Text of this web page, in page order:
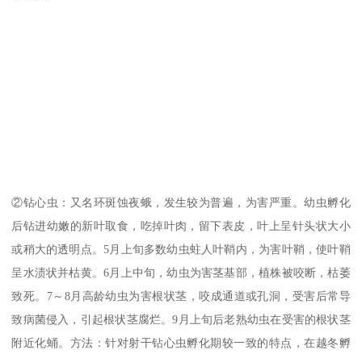
②钻心虫：又名环斑蚀夜蛾，发生较为普遍，为害严重。幼虫孵化
后钻进幼嫩的新叶取食，吃掉叶肉，留下表皮，叶上呈针头状大小
或稍大的透明点。5月上旬多数幼虫蛀人叶鞘内，为害叶鞘，使叶鞘
呈水渍状并枯黄。6月上中旬，幼虫为害茎基部，植株被咬断，枯萎
致死。7～8月高龄幼虫为害根状茎，咬成通道或孔洞，受害后常导
致病菌侵入，引起根状茎腐烂。9月上旬后老熟幼虫在受害的根状茎
附近化蛹。方法：针对射干钻心虫孵化期较一致的特点，在越冬孵